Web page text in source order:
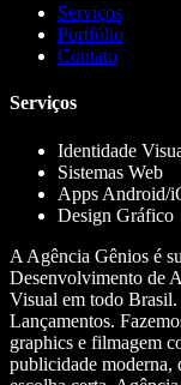
Serviços
Portfólio
Contato
Serviços
Identidade
Sistemas Web
Apps Android/
Design Gráfico
A Agência Gênios é
Desenvolvimento de
Visual em todo
Lançamentos.
graphics e filmagem
publicidade moderna,